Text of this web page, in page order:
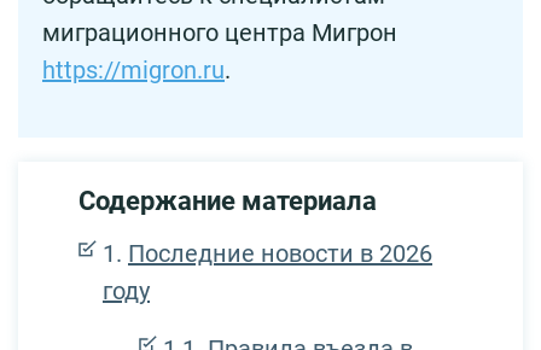
миграционного центра Мигрон
https://migron.ru.
Содержание материала
Последние новости в 2026
году